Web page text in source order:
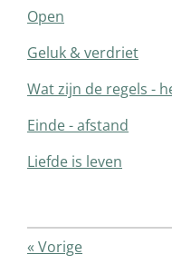
Open
Geluk & verdriet
Wat zijn de regels -
Einde - afstand
Liefde is leven
« Vorige